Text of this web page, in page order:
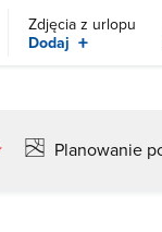
Zdjęcia z urlopu
Dodaj +
Planowanie